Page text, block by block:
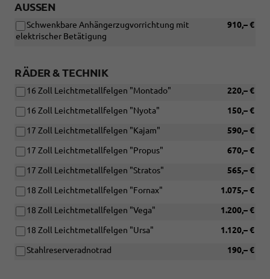
AUSSEN
910,– €
Schwenkbare Anhängerzugvorrichtung mit
elektrischer Betätigung
RÄDER & TECHNIK
220,– €
16 Zoll Leichtmetallfelgen "Montado"
150,– €
16 Zoll Leichtmetallfelgen "Nyota"
590,– €
17 Zoll Leichtmetallfelgen "Kajam"
670,– €
17 Zoll Leichtmetallfelgen "Propus"
565,– €
17 Zoll Leichtmetallfelgen "Stratos"
1.075,– €
18 Zoll Leichtmetallfelgen "Fornax"
1.200,– €
18 Zoll Leichtmetallfelgen "Vega"
1.120,– €
18 Zoll Leichtmetallfelgen "Ursa"
190,– €
Stahlreserveradnotrad